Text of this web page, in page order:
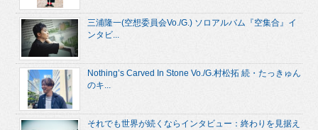
三浦隆一(空想委員会Vo./G.) ソロアルバム『空集合』イ
ンタビ...
Nothing’s Carved In Stone Vo./G.村松拓 続・たっきゅん
のキ...
それでも世界が続くならインタビュー：終わりを見据え